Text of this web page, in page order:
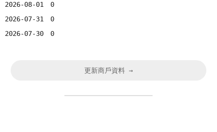
2026-08-01
0
2026-07-31
0
2026-07-30
0
更新商戶資料 →